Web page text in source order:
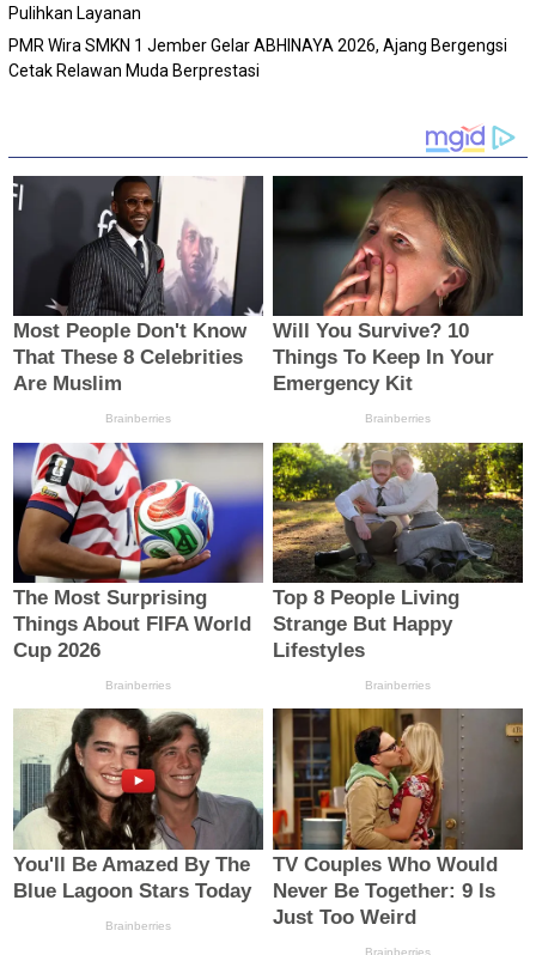
Pulihkan Layanan
PMR Wira SMKN 1 Jember Gelar ABHINAYA 2026, Ajang Bergengsi
Cetak Relawan Muda Berprestasi